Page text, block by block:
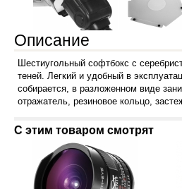
Описание
Шестиугольный софтбокс с
теней. Легкий и удобный в
собирается, в разложенном виде
отражатель, резиновое кольцо,
С этим товаром смотрят